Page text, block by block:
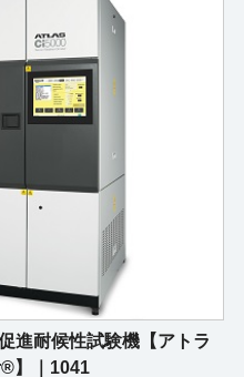
進耐候性試験機【アトラ
】｜1041